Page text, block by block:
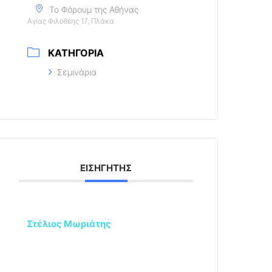
Το Φόρουμ της Αθήνας
Αγίας Φιλοθέης 17, Πλάκα
ΚΑΤΗΓΟΡΊΑ
Σεμινάρια
ΕΙΣΗΓΗΤΉΣ
Στέλιος Μωριάτης